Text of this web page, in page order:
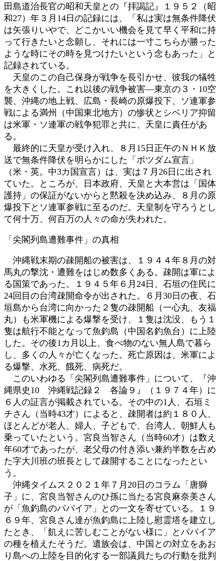
田島道治長官の昭和天皇との『拝謁記』１９５２（昭
和27）年３月14日の記録には、「私は実は無条件降伏
は矢張りいやで、どこかいい機会を見て早く平和に持
って行きたいと念願し、それには一寸こちらが勝った
ような時にその時を見つけたいという念もあった」と
記録されている。
天皇のこの自己保身が戦争を長引かせ、彼我の犠牲
を大きくした。これ以後の戦争被害―東京の３・10空
襲、沖縄の地上戦、広島・長崎の原爆投下、ソ連軍参
戦による満州（中国東北地方）の惨状とシベリア抑留
は米軍・ソ連軍の戦争犯罪と共に、天皇に責任があ
る。
最終的に天皇が受け入れ、８月15日正午のＮＨＫ放
送で無条件降伏を明らかにした「ポツダム宣言」
（米・英。中3カ国宣言）は、実は７月26日に出され
ていた。ところが、日本政府、天皇と大本営は「国体
護持」の保証がないからと黙殺を決め込み、８月の原
爆投下とソ連軍参戦に至るのだ。天皇制を守ろうとし
て何十万、何百万の人々の命が失われた。
「尖閣列島遭難事件」の真相
沖縄戦末期の疎開船の被害は、１９４４年８月の対
馬丸の撃沈・遭難をはじめ数多くある。疎開は軍によ
る国策であった。１９４５年６月24日、石垣の住民に
24回目の台湾疎開命令が出された。６月30日の夜、石
垣島から台湾に向かった２隻の疎開船（一心丸、友福
丸）も米軍機による爆撃を受け、１隻は沈没、もう１
隻は航行不能となって魚釣島（中国名釣魚台）に上陸
した。その後1カ月以上、食べ物のない無人島で暮ら
し、多くの人々が亡くなった。死亡原因は、米軍によ
る爆撃、水死、餓死、病死だ。
このいわゆる「尖閣列島遭難事件」について、『沖
縄県史10 沖縄戦記録２ 各論９』（１９７４年）に
６人の証言が掲載されている。その中の1人、石垣ミ
チさん（当時43才）によると、疎開者は約１８０人、
ほとんどが老人、婦人、子どもで、台湾人、朝鮮人も
乗っていたという。宮良当智さん（当時60才）は数え
年60才であったが、老父母の付き添い兼約半数を占め
た字大川班の班長として疎開することになったとい
う。
沖縄タイムス２０２１年７月20日のコラム「唐獅
子」に、宮良当智さんのひ孫に当たる宮良麻奈美さん
が「魚釣島のパパイア」との一文を寄せている。１９
６９年、宮良さん達が魚釣島に上陸し慰霊塔を建立し
たとき、「飢えに苦しむことがない様に」とパパイア
の種を植えたそうだ。遺族会は、中国との対立をあお
り島への上陸を目的化する一部議員たちの行動を批判